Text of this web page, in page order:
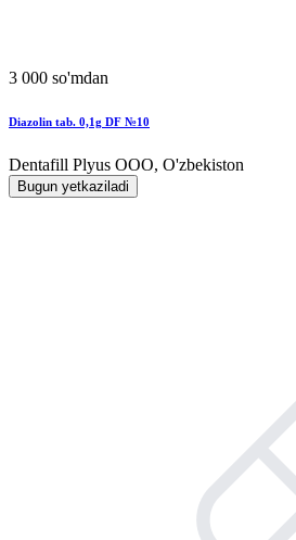
3 000 so'mdan
Diazolin tab. 0,1g DF №10
Dentafill Plyus OOO, O'zbekiston
Bugun yetkaziladi